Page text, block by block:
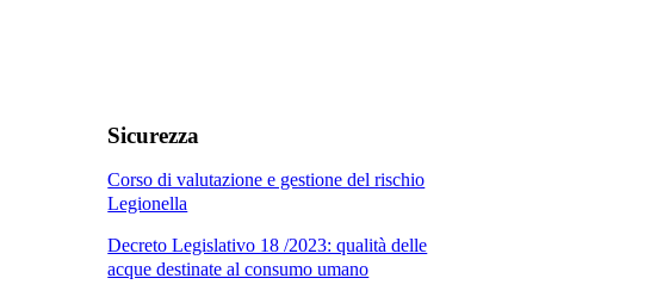
Sicurezza
Corso di valutazione e gestione del rischio
Legionella
Decreto Legislativo 18 /2023: qualità delle
acque destinate al consumo umano